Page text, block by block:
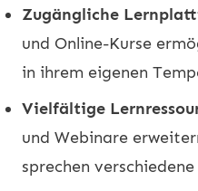
Zugängliche
und Online-Kurse
in ihrem eigenen
Vielfältige
und Webinare
sprechen